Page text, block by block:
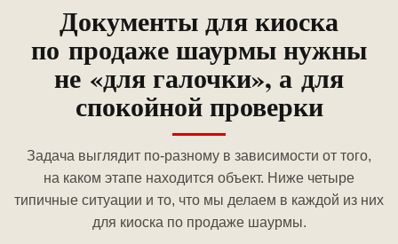
Документы для киоска
по продаже шаурмы нужны
не «для галочки», а для
спокойной проверки
Задача выглядит по-разному в зависимости от того,
на каком этапе находится объект. Ниже четыре
типичные ситуации и то, что мы делаем в каждой из них
для киоска по продаже шаурмы.